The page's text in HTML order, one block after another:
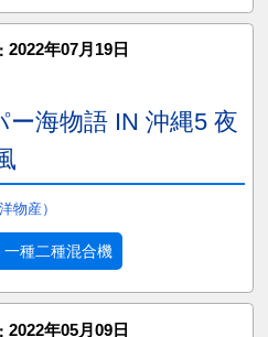
2022年07月19日
ー海物語 IN 沖縄5 夜
物産）
一種二種混合機
2022年05月09日